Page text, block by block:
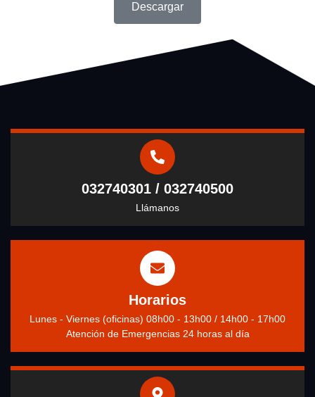
Descargar
032740301 / 032740500
Llámanos
Horarios
Lunes - Viernes (oficinas) 08h00 - 13h00 / 14h00 - 17h00
Atención de Emergencias 24 horas al día